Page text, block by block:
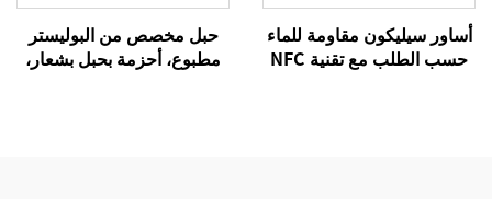
أساور سيليكون مقاومة للماء
حسب الطلب مع تقنية NFC
حبل مخصص من البوليستر
مطبوع، أحزمة بحبل بشعار،